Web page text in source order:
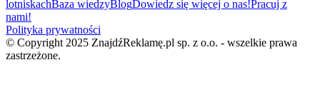
lotniskachBaza wiedzyBlogDowiedz się więcej o nas!Pracuj z
nami!
Polityka prywatności
© Copyright 2025 ZnajdźReklamę.pl sp. z o.o. - wszelkie prawa
zastrzeżone.